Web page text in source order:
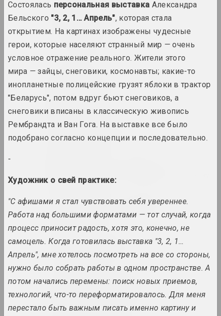
Глеб Аманкулов
художник, перформер
Амбасада Культуры
нго
an angelico
группа, дуэт
Ксиша Ангелова
художница, актриса
Анатолий Аникейчик
художник, преподаватель
Андрей Анро
художник, фотограф, писатель
Antiwarcoalition.art
(платформа)
Состоялась персональная выставка Александра
Бельского "3, 2, 1… Апрель", которая стала
открытием. На картинах изображены чудесные
герои, которые населяют странный мир — очень
условное отражение реального. Жители этого
мира —зайцы, снеговики, космонавты; какие-то
инопланетные полицейские грузят яблоки в трактор
"Беларусь", потом вдруг бьют снеговиков, а
снеговики вписаны в классическую живопись
Рембрандта и Ван Гога. На выставке все было
подобрано согласно концепции и последовательно.
-
Художник о свей практике:
"С афишами я стал чувствовать себя увереннее.
Работа над большими форматами — тот случай, когда
процесс приносит радость, хотя это, конечно, не
самоцель. Когда готовилась выставка "3, 2, 1…
Апрель", мне хотелось посмотреть на все со стороны,
нужно было собрать работы в одном пространстве. А
потом начались перемены: поиск новых приемов,
технологий, что-то переформатировалось. Для меня
перестало быть важным писать именно картину и